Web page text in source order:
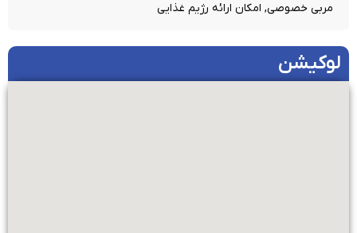
مربی خصوصی, امکان ارائه رژیم غذایی
لوکیشن